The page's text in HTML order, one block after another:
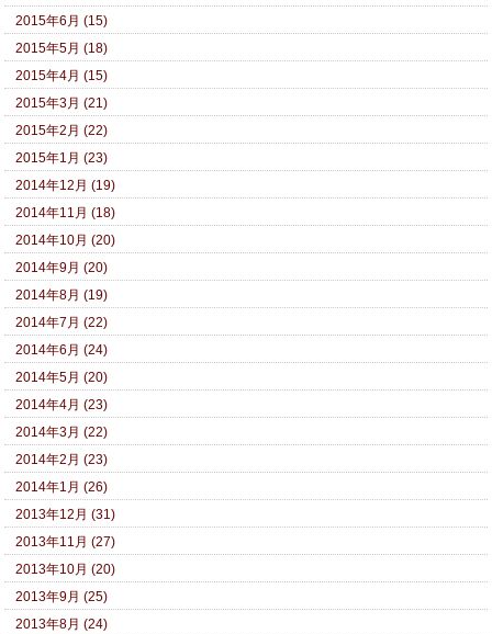
2015年6月 (15)
2015年5月 (18)
2015年4月 (15)
2015年3月 (21)
2015年2月 (22)
2015年1月 (23)
2014年12月 (19)
2014年11月 (18)
2014年10月 (20)
2014年9月 (20)
2014年8月 (19)
2014年7月 (22)
2014年6月 (24)
2014年5月 (20)
2014年4月 (23)
2014年3月 (22)
2014年2月 (23)
2014年1月 (26)
2013年12月 (31)
2013年11月 (27)
2013年10月 (20)
2013年9月 (25)
2013年8月 (24)